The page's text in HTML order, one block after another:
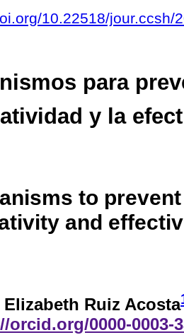
10.22518/jour.ccsh/
para
y la
to
and
Ruiz Acosta
orcid.org/0000-0003-